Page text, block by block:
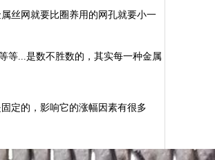
丝网就要比圈养用的网孔就要小一
等...是数不胜数的，其实每一种金属
定的，影响它的涨幅因素有很多